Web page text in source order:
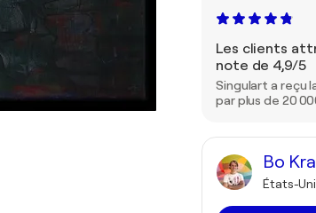
Les clients
note de 4,9/5
Singulart a reçu
par plus de 20
Bo
États-